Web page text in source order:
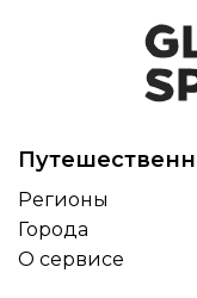
Регионы
Города
О сервисе